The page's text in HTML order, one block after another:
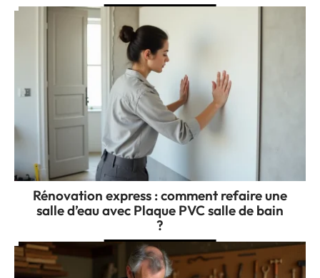
Rénovation express : comment refaire une
salle d’eau avec Plaque PVC salle de bain
?